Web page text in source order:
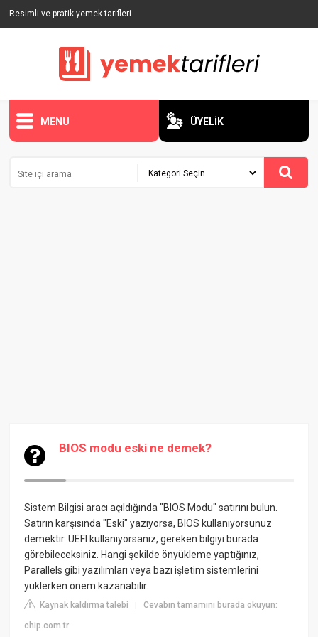
Resimli ve pratik yemek tarifleri
MENU ÜYELİK
BIOS modu eski ne demek?
Sistem Bilgisi aracı açıldığında "BIOS Modu" satırını bulun.
Satırın karşısında "Eski" yazıyorsa, BIOS kullanıyorsunuz
demektir. UEFI kullanıyorsanız, gereken bilgiyi burada
görebileceksiniz. Hangi şekilde önyükleme yaptığınız,
Parallels gibi yazılımları veya bazı işletim sistemlerini
yüklerken önem kazanabilir.
Kaynak kaldırma talebi |Cevabın tamamını burada okuyun:
chip.com.tr